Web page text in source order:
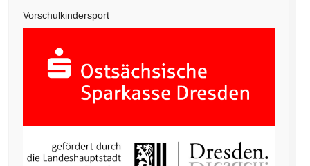
Vorschulkindersport